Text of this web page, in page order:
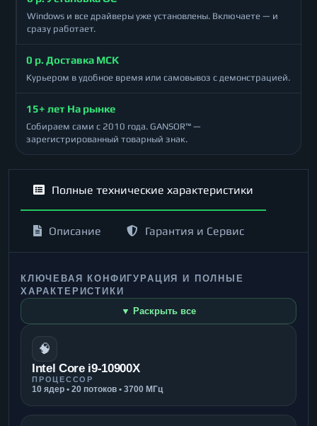
Windows и все драйверы уже установлены. Включаете — и
сразу работает.
0 р. Доставка МСК
Курьером в удобное время или самовывоз с демонстрацией.
15+ лет На рынке
Собираем сами с 2010 года. GANSOR™ —
зарегистрированный товарный знак.
Полные технические характеристики
Описание Гарантия и Сервис
КЛЮЧЕВАЯ КОНФИГУРАЦИЯ И ПОЛНЫЕ
ХАРАКТЕРИСТИКИ
▼ Раскрыть все
🧠
Intel Core i9-10900X
ПРОЦЕССОР
10 ядер • 20 потоков • 3700 МГц